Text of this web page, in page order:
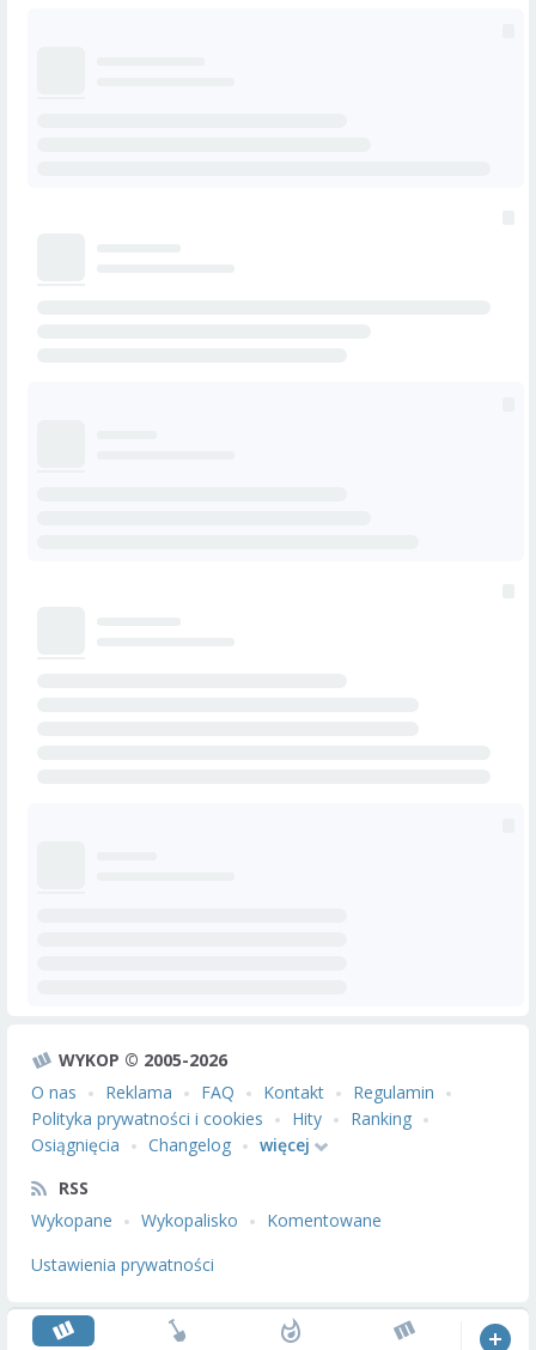
WYKOP © 2005-2026
O nas
Reklama FAQ Kontakt
Regulamin
Polityka prywatności i cookies
Hity
Ranking
Osiągnięcia
Changelog
więcej
RSS
Wykopane
Wykopalisko
Komentowane
Ustawienia prywatności